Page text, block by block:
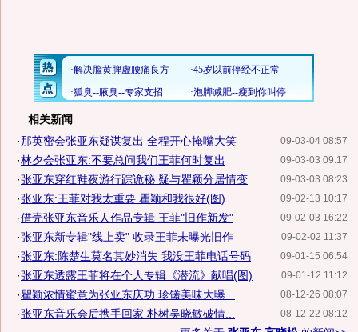
相关新闻
09-03-04 08:57
·那英密会张亚东疑谋复出 全程开心掩嘴大笑
09-03-03 09:17
·林夕会张亚东:不要总问我们王菲何时复出
09-03-03 08:23
·张亚东穿红鞋夜游行踪诡秘 疑与瞿颖分居情变
09-02-13 10:17
·张亚东:王菲对我太重要 瞿颖和我很好(图)
09-02-03 16:22
·借壳张亚东音乐人作品专辑 王菲"旧作新发"
09-02-02 11:37
·张亚东新专辑"线上卖" 收录王菲未曝光旧作
09-01-15 06:54
·张亚东:陈楚生莫名其妙消失 我没王菲电话号码
09-01-12 11:12
·张亚东透露王菲将在个人专辑《潜流》献唱(图)
08-12-26 08:07
·瞿颖浓情蜜意为张亚东庆功 珍馐美味大曝...
08-12-22 08:12
·张亚东音乐会后携手回家 朴树吴晓敏破情...